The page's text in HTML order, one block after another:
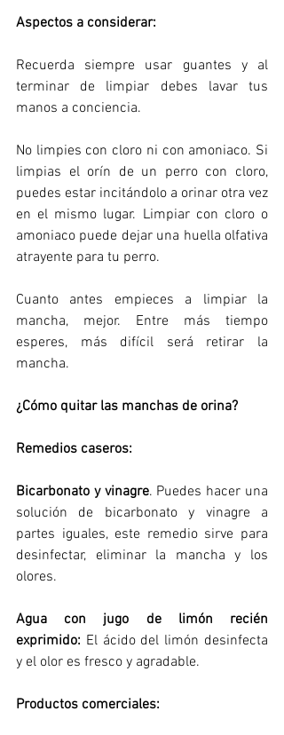
Aspectos a considerar:
Recuerda siempre usar guantes y al
terminar de limpiar debes lavar tus
manos a conciencia.
No limpies con cloro ni con amoniaco. Si
limpias el orín de un perro con cloro,
puedes estar incitándolo a orinar otra vez
en el mismo lugar. Limpiar con cloro o
amoniaco puede dejar una huella olfativa
atrayente para tu perro.
Cuanto antes empieces a limpiar la
mancha, mejor. Entre más tiempo
esperes, más difícil será retirar la
mancha.
¿Cómo quitar las manchas de orina?
Remedios caseros:
Bicarbonato y vinagre. Puedes hacer una
solución de bicarbonato y vinagre a
partes iguales, este remedio sirve para
desinfectar, eliminar la mancha y los
olores.
Agua con jugo de limón recién
exprimido: El ácido del limón desinfecta
y el olor es fresco y agradable.
Productos comerciales: